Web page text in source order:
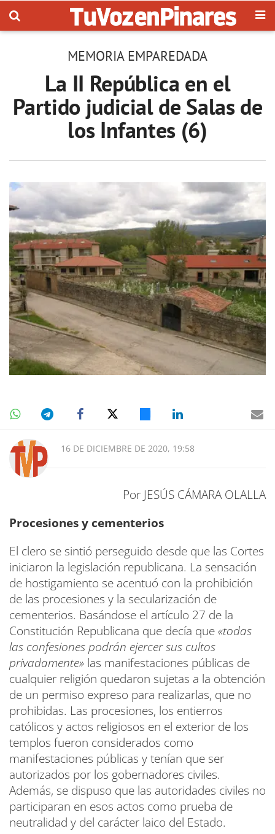
MEMORIA EMPAREDADA
La II República en el
Partido judicial de Salas de
los Infantes (6)
16 DE DICIEMBRE DE 2020, 19:58
Por JESÚS CÁMARA OLALLA
Procesiones y cementerios
El clero se sintió perseguido desde que las Cortes
iniciaron la legislación republicana. La sensación
de hostigamiento se acentuó con la prohibición
de las procesiones y la secularización de
cementerios. Basándose el artículo 27 de la
Constitución Republicana que decía que«todas
las confesiones podrán ejercer sus cultos
privadamente» las manifestaciones públicas de
cualquier religión quedaron sujetas a la obtención
de un permiso expreso para realizarlas, que no
prohibidas. Las procesiones, los entierros
católicos y actos religiosos en el exterior de los
templos fueron considerados como
manifestaciones públicas y tenían que ser
autorizados por los gobernadores civiles.
Además, se dispuso que las autoridades civiles no
participaran en esos actos como prueba de
neutralidad y del carácter laico del Estado.